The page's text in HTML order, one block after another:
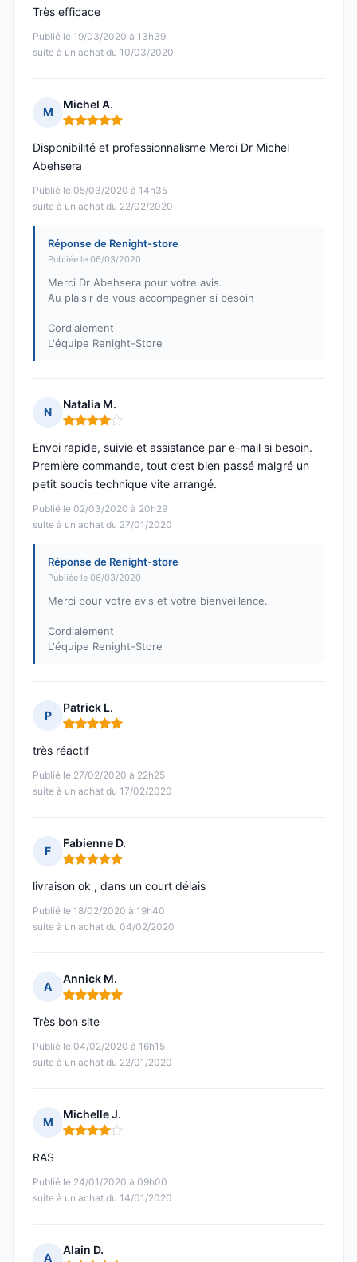
Publié le 19/03/2020 à 13h39
suite à un achat du 10/03/2020
Très efficace
M
Michel A.
Note : 5 sur 5
Publié le 05/03/2020 à 14h35
suite à un achat du 22/02/2020
Disponibilité et professionnalisme Merci Dr Michel
Abehsera
Réponse de Renight-store
Publiée le 06/03/2020
Merci Dr Abehsera pour votre avis.
Au plaisir de vous accompagner si besoin
Cordialement
L'équipe Renight-Store
N
Natalia M.
Note : 4 sur 5
Publié le 02/03/2020 à 20h29
suite à un achat du 27/01/2020
Envoi rapide, suivie et assistance par e-mail si besoin.
Première commande, tout c’est bien passé malgré un
petit soucis technique vite arrangé.
Réponse de Renight-store
Publiée le 06/03/2020
Merci pour votre avis et votre bienveillance.
Cordialement
L'équipe Renight-Store
P
Patrick L.
Note : 5 sur 5
Publié le 27/02/2020 à 22h25
suite à un achat du 17/02/2020
très réactif
F
Fabienne D.
Note : 5 sur 5
Publié le 18/02/2020 à 19h40
suite à un achat du 04/02/2020
livraison ok , dans un court délais
A
Annick M.
Note : 5 sur 5
Publié le 04/02/2020 à 16h15
suite à un achat du 22/01/2020
Très bon site
M
Michelle J.
Note : 4 sur 5
Publié le 24/01/2020 à 09h00
suite à un achat du 14/01/2020
RAS
A
Alain D.